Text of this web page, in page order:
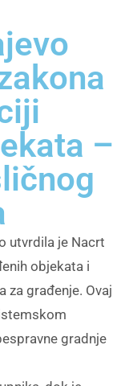
–
utvrdila je Nacrt
objekata i
za građenje. Ovaj
gradnje